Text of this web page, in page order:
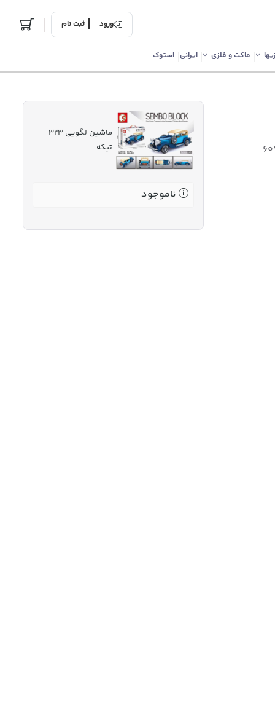
ورود ثبت نام
ماکت و فلزی ایرانی استوک
ماشین لگویی 323
تیکه
ناموجود